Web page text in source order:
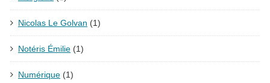
Nicolas Le Golvan (1)
Notéris Émilie (1)
Numérique (1)